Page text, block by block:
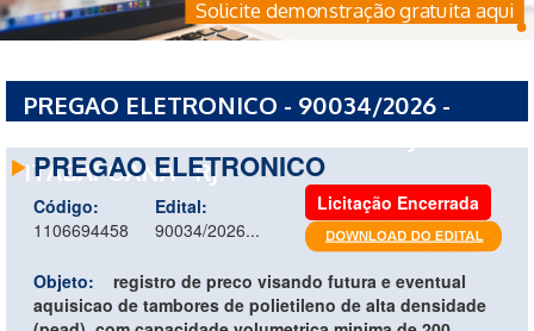
Solicite demonstração gratuita aqui
PREGAO ELETRONICO - 90034/2026 -
ITABAPOANA - RJ
PREGAO ELETRONICO
Código:
1106694458
Edital:
90034/2026...
Licitação Encerrada
Objeto:
registro de preco visando futura e eventual
aquisicao de tambores de polietileno de alta densidade